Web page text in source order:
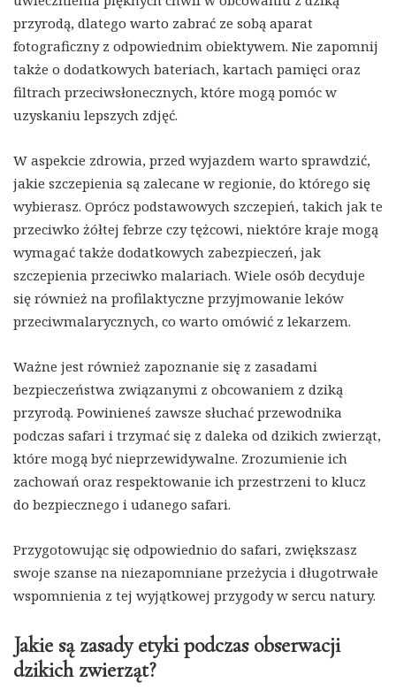
przyrodą, dlatego warto zabrać ze sobą aparat
fotograficzny z odpowiednim obiektywem. Nie zapomnij
także o dodatkowych bateriach, kartach pamięci oraz
filtrach przeciwsłonecznych, które mogą pomóc w
uzyskaniu lepszych zdjęć.
W aspekcie zdrowia, przed wyjazdem warto sprawdzić,
jakie szczepienia są zalecane w regionie, do którego się
wybierasz. Oprócz podstawowych szczepień, takich jak te
przeciwko żółtej febrze czy tężcowi, niektóre kraje mogą
wymagać także dodatkowych zabezpieczeń, jak
szczepienia przeciwko malariach. Wiele osób decyduje
się również na profilaktyczne przyjmowanie leków
przeciwmalarycznych, co warto omówić z lekarzem.
Ważne jest również zapoznanie się z zasadami
bezpieczeństwa związanymi z obcowaniem z dziką
przyrodą. Powinieneś zawsze słuchać przewodnika
podczas safari i trzymać się z daleka od dzikich zwierząt,
które mogą być nieprzewidywalne. Zrozumienie ich
zachowań oraz respektowanie ich przestrzeni to klucz
do bezpiecznego i udanego safari.
Przygotowując się odpowiednio do safari, zwiększasz
swoje szanse na niezapomniane przeżycia i długotrwałe
wspomnienia z tej wyjątkowej przygody w sercu natury.
Jakie są zasady etyki podczas obserwacji
dzikich zwierząt?